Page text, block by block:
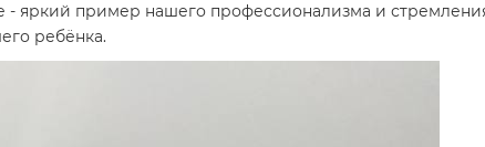
- яркий пример нашего профессионализма и
ребёнка.